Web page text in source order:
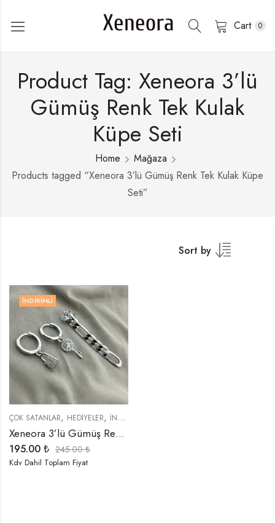
Cart 0
Product Tag: Xeneora 3’lü
Gümüş Renk Tek Kulak
Küpe Seti
Home
Mağaza
Products tagged “Xeneora 3’lü Gümüş Renk Tek Kulak Küpe
Seti”
Sort by
İNDIRIMLI
ÇOK SATANLAR, HEDIYELER, İNDIRIMLI ÜRÜNLER
Xeneora 3’lü Gümüş Renk Tek Kulak Küpe Seti
195.00 ₺ 245.00₺
Kdv Dahil Toplam Fiyat